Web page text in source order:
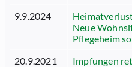
9.9.2024
Neue
Pflegeheim
20.9.2021
Impfungen